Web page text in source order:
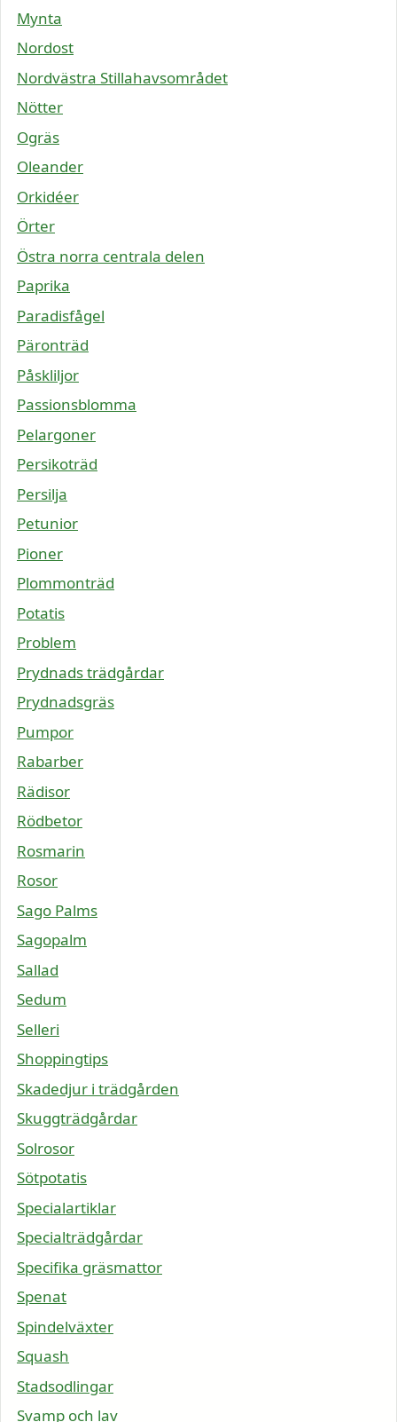
Mynta
Nordost
Nordvästra Stillahavsområdet
Nötter
Ogräs
Oleander
Orkidéer
Örter
Östra norra centrala delen
Paprika
Paradisfågel
Päronträd
Påskliljor
Passionsblomma
Pelargoner
Persikoträd
Persilja
Petunior
Pioner
Plommonträd
Potatis
Problem
Prydnads trädgårdar
Prydnadsgräs
Pumpor
Rabarber
Rädisor
Rödbetor
Rosmarin
Rosor
Sago Palms
Sagopalm
Sallad
Sedum
Selleri
Shoppingtips
Skadedjur i trädgården
Skuggträdgårdar
Solrosor
Sötpotatis
Specialartiklar
Specialträdgårdar
Specifika gräsmattor
Spenat
Spindelväxter
Squash
Stadsodlingar
Svamp och lav